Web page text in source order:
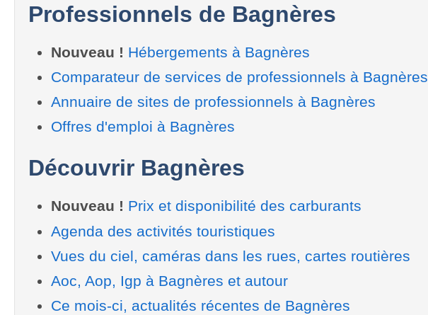
Professionnels de Bagnères
Nouveau ! Hébergements à Bagnères
Comparateur de services de professionnels à Bagnères
Annuaire de sites de professionnels à Bagnères
Offres d'emploi à Bagnères
Découvrir Bagnères
Nouveau ! Prix et disponibilité des carburants
Agenda des activités touristiques
Vues du ciel, caméras dans les rues, cartes routières
Aoc, Aop, Igp à Bagnères et autour
Ce mois-ci, actualités récentes de Bagnères